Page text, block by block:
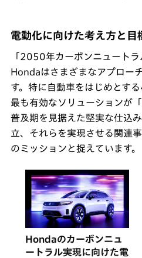
電動化に向けた考え方と目
「2050年カーボンニュートラ
Hondaはさまざまなアプロー
す。特に自動車をはじめとす
最も有効なソリューションが
普及期を見据えた堅実な仕込
立、それらを実現させる関連
のミッションと捉えています。
Hondaのカーボンニュ
ートラル実現に向けた電